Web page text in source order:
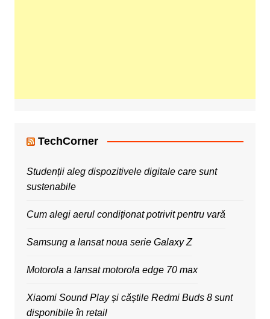
TechCorner
Studenții aleg dispozitivele digitale care sunt
sustenabile
Cum alegi aerul condiționat potrivit pentru vară
Samsung a lansat noua serie Galaxy Z
Motorola a lansat motorola edge 70 max
Xiaomi Sound Play și căștile Redmi Buds 8 sunt
disponibile în retail